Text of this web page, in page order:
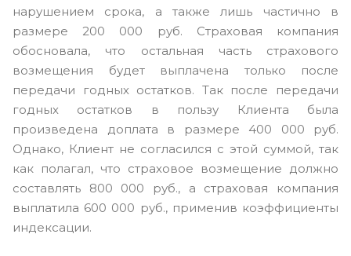
нарушением срока, а также лишь частично в
размере 200 000 руб. Страховая компания
обосновала, что остальная часть страхового
возмещения будет выплачена только после
передачи годных остатков. Так после передачи
годных остатков в пользу Клиента была
произведена доплата в размере 400 000 руб.
Однако, Клиент не согласился с этой суммой, так
как полагал, что страховое возмещение должно
составлять 800 000 руб., а страховая компания
выплатила 600 000 руб., применив коэффициенты
индексации.